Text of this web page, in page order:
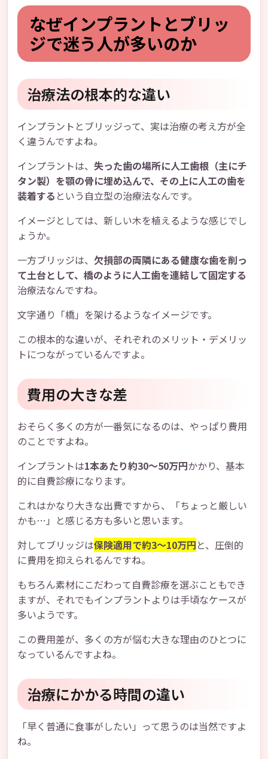
なぜインプラントとブリッ
ジで迷う人が多いのか
治療法の根本的な違い
インプラントとブリッジって、実は治療の考え方が全
く違うんですよね。
インプラントは、 失った歯の場所に人工歯根（主にチ
タン製）を顎の骨に埋め込んで、その上に人工の歯を
装着する という自立型の治療法なんです。
イメージとしては、新しい木を植えるような感じでし
ょうか。
一方ブリッジは、 欠損部の両隣にある健康な歯を削っ
て土台として、橋のように人工歯を連結して固定する
治療法なんですね。
文字通り「橋」を架けるようなイメージです。
この根本的な違いが、それぞれのメリット・デメリッ
トにつながっているんですよ。
費用の大きな差
おそらく多くの方が一番気になるのは、やっぱり費用
のことですよね。
インプラントは1本あたり約30〜50万円かかり、基本
的に自費診療になります。
これはかなり大きな出費ですから、「ちょっと厳しい
かも…」と感じる方も多いと思います。
対してブリッジは保険適用で約3〜10万円と、圧倒的
に費用を抑えられるんですね。
もちろん素材にこだわって自費診療を選ぶこともでき
ますが、それでもインプラントよりは手頃なケースが
多いようです。
この費用差が、多くの方が悩む大きな理由のひとつに
なっているんですよね。
治療にかかる時間の違い
「早く普通に食事がしたい」って思うのは当然ですよ
ね。